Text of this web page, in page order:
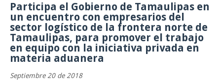
Participa el Gobierno de Tamaulipas en
un encuentro con empresarios del
sector logístico de la frontera norte de
Tamaulipas, para promover el trabajo
en equipo con la iniciativa privada en
materia aduanera
Septiembre 20 de 2018